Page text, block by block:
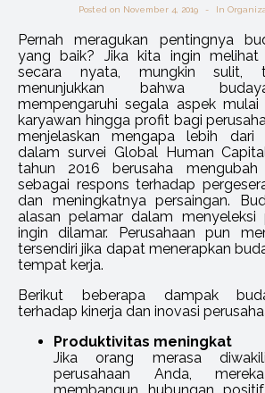
Posted on November 4, 2019 In
Pernah meragukan pentingnya
yang baik? Jika kita ingin
secara nyata, mungkin sulit,
menunjukkan bahwa
mempengaruhi segala aspek mulai
karyawan hingga profit bagi
menjelaskan mengapa lebih dari
dalam survei Global Human
tahun 2016 berusaha
sebagai respons terhadap
dan meningkatnya persaingan.
alasan pelamar dalam menyeleksi
ingin dilamar. Perusahaan pun
tersendiri jika dapat menerapkan
tempat kerja.
Berikut beberapa dampak
terhadap kinerja dan inovasi
Produktivitas meningkat
Jika orang merasa
perusahaan Anda,